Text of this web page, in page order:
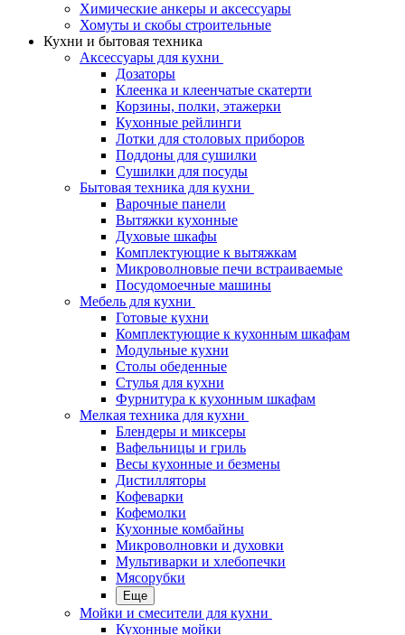
Химические анкеры и аксессуары
Хомуты и скобы строительные
Кухни и бытовая техника
Аксессуары для кухни
Дозаторы
Клеенка и клеенчатые скатерти
Корзины, полки, этажерки
Кухонные рейлинги
Лотки для столовых приборов
Поддоны для сушилки
Сушилки для посуды
Бытовая техника для кухни
Варочные панели
Вытяжки кухонные
Духовые шкафы
Комплектующие к вытяжкам
Микроволновые печи встраиваемые
Посудомоечные машины
Мебель для кухни
Готовые кухни
Комплектующие к кухонным шкафам
Модульные кухни
Столы обеденные
Стулья для кухни
Фурнитура к кухонным шкафам
Мелкая техника для кухни
Блендеры и миксеры
Вафельницы и гриль
Весы кухонные и безмены
Дистилляторы
Кофеварки
Кофемолки
Кухонные комбайны
Микроволновки и духовки
Мультиварки и хлебопечки
Мясорубки
Еще
Мойки и смесители для кухни
Кухонные мойки